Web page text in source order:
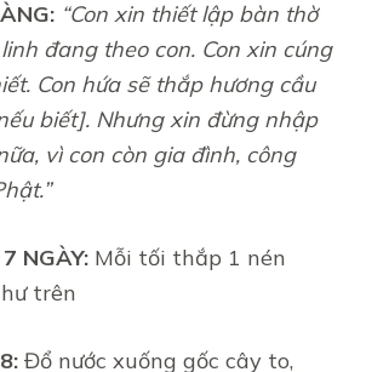
“Con xin thiết lập bàn thờ
đang theo con. Con xin cúng
Con hứa sẽ thắp hương cầu
biết]. Nhưng xin đừng nhập
vì con còn gia đình, công
NGÀY:Mỗi tối thắp 1 nén
trên
Đổ nước xuống gốc cây to,